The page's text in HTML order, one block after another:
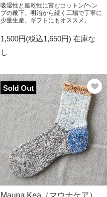
吸湿性と速乾性に富むコットン/ヘン
プの靴下。明治から続く工場で丁寧に
少量生産。ギフトにもオススメ。
1,500円(税込1,650円) 在庫な
し
Sold Out
Mauna Kea（マウナケア）